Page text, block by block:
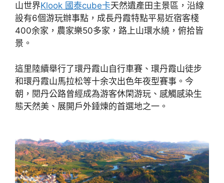
山世界Klook 國泰cube卡天然遺產田主景區，沿線
設有6個游玩辦事點，成長丹霞特點平易近宿客棧
400余家，農家樂50多家，路上山環水繞，俯拾皆
景。
這里陸續舉行了環丹霞山自行車賽、環丹霞山徒步
和環丹霞山馬拉松等十余次出色年夜型賽事。今
朝，閱丹公路曾經成為游客休閑游玩、感觸感染生
態天然美、展開戶外錘煉的首選地之一。